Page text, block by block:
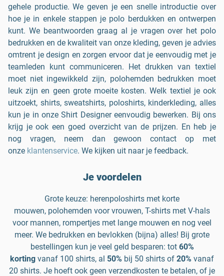
gehele productie. We geven je een snelle introductie over
hoe je in enkele stappen je polo berdukken en ontwerpen
kunt. We beantwoorden graag al je vragen over het polo
bedrukken en de kwaliteit van onze kleding, geven je advies
omtrent je design en zorgen ervoor dat je eenvoudig met je
teamleden kunt communiceren. Het drukken van textiel
moet niet ingewikkeld zijn, polohemden bedrukken moet
leuk zijn en geen grote moeite kosten. Welk textiel je ook
uitzoekt, shirts, sweatshirts, poloshirts, kinderkleding, alles
kun je in onze Shirt Designer eenvoudig bewerken. Bij ons
krijg je ook een goed overzicht van de prijzen. En heb je
nog vragen, neem dan gewoon contact op met
onze klantenservice. We kijken uit naar je feedback.
Je voordelen
Grote keuze: herenpoloshirts met korte
mouwen, polohemden voor vrouwen, T-shirts met V-hals
voor mannen, rompertjes met lange mouwen en nog veel
meer. We bedrukken en bevlokken (bijna) alles! Bij grote
bestellingen kun je veel geld besparen: tot 60%
korting vanaf 100 shirts, al 50% bij 50 shirts of 20% vanaf
20 shirts. Je hoeft ook geen verzendkosten te betalen, of je